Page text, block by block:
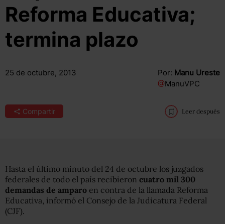
Reforma Educativa;
termina plazo
25 de octubre, 2013 Por: Manu Ureste
@ManuVPC
Compartir Leer después
Hasta el último minuto del 24 de octubre los juzgados
federales de todo el país recibieron cuatro mil 300
demandas de amparo en contra de la llamada Reforma
Educativa, informó el Consejo de la Judicatura Federal
(CJF).